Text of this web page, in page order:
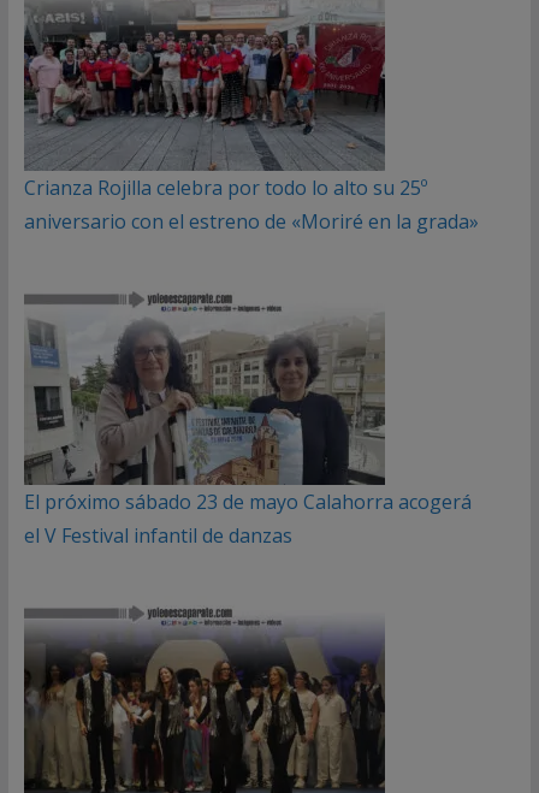
Crianza Rojilla celebra por todo lo alto su 25º
aniversario con el estreno de «Moriré en la grada»
El próximo sábado 23 de mayo Calahorra acogerá
el V Festival infantil de danzas